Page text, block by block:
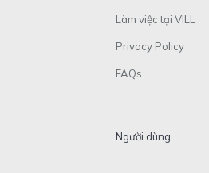
Làm việc tại VILL
Privacy Policy
FAQs
Người dùng